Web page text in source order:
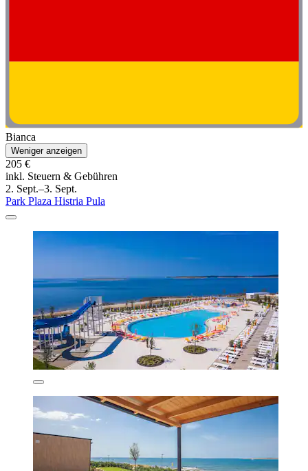
Bianca
Weniger anzeigen
205 €
inkl. Steuern & Gebühren
2. Sept.–3. Sept.
Park Plaza Histria Pula